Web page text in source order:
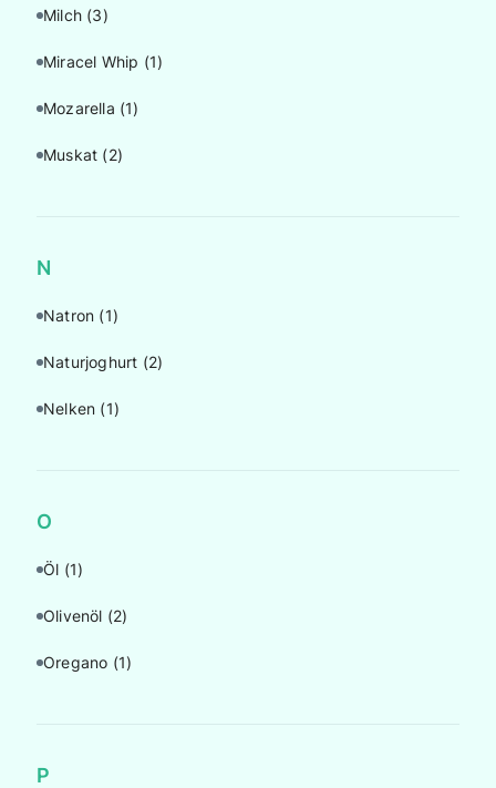
Milch (3)
Miracel Whip (1)
Mozarella (1)
Muskat (2)
N
Natron (1)
Naturjoghurt (2)
Nelken (1)
O
Öl (1)
Olivenöl (2)
Oregano (1)
P